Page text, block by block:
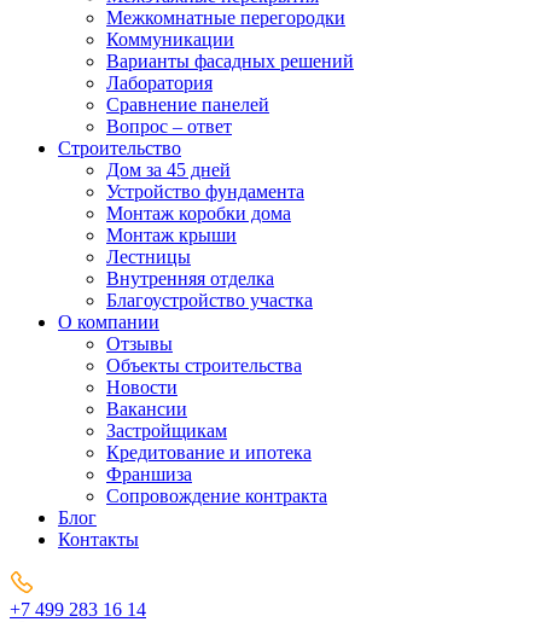
Межкомнатные перегородки
Коммуникации
Варианты фасадных решений
Лаборатория
Сравнение панелей
Вопрос – ответ
Строительство
Дом за 45 дней
Устройство фундамента
Монтаж коробки дома
Монтаж крыши
Лестницы
Внутренняя отделка
Благоустройство участка
О компании
Отзывы
Объекты строительства
Новости
Вакансии
Застройщикам
Кредитование и ипотека
Франшиза
Сопровождение контракта
Блог
Контакты
+7 499 283 16 14